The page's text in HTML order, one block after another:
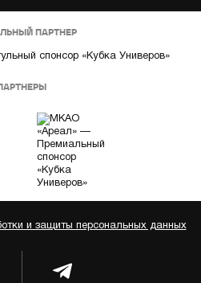
ПАРТНЕР
и защиты персональных данных